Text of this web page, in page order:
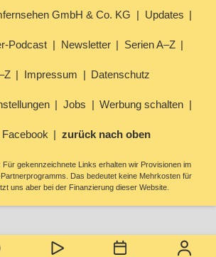
GmbH & Co. KG Updates
Podcast Newsletter Serien A–Z
Impressum Datenschutz
Jobs Werbung schalten
Facebook zurück nach oben
gekennzeichnete Links erhalten wir Provisionen im
Das bedeutet keine Mehrkosten für
uns aber bei der Finanzierung dieser Website.